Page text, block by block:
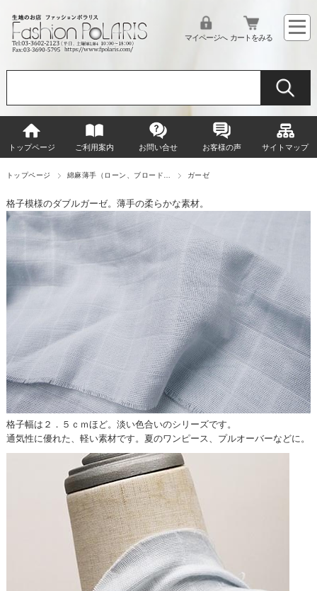
マイページへ カートをみる
トップページ ご利用案内 お問い合せ お客様の声 サイトマップ
トップページ 綿麻薄手（ローン、ブロード… ガーゼ
格子模様のダブルガーゼ。薄手の柔らかな素材。
格子幅は２．５ｃｍほど。淡い色合いのシリーズです。
通気性に優れた、軽い素材です。夏のワンピース、プルオーバーなどに。